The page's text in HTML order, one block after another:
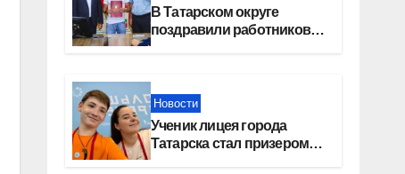
В Татарском округе
поздравили работников
строительной отрасли
Новости
Ученик лицея города
Татарска стал призером
конкурса «Большая